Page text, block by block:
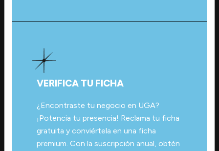
VERIFICA TU FICHA
¿Encontraste tu negocio en UGA?
¡Potencia tu presencia! Reclama tu ficha
gratuita y conviértela en una ficha
premium. Con la suscripción anual, obtén